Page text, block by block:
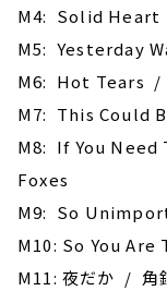
M4: Solid
M5: Yesterday
M6: Hot Tears
M7: This Could
M8: If You
Foxes
M9: So
M10: So You
M11: 夜だか / 角